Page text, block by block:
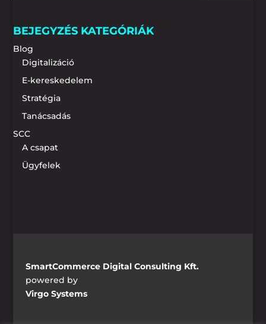
BEJEGYZÉS KATEGÓRIÁK
Blog
Digitalizáció
E-kereskedelem
Stratégia
Tanácsadás
SCC
A csapat
Ügyfelek
SmartCommerce Digital Consulting Kft.
powered by
Virgo Systems